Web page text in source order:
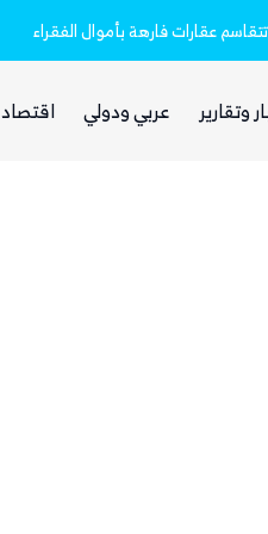
عقارات فارهة بأموال الفقراء
وتقارير عربي ودولي اقتصاد